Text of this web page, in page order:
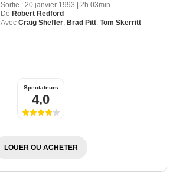
Sortie : 20 janvier 1993
2h 03min
De Robert Redford
Avec Craig Sheffer, Brad Pitt, Tom Skerritt
Spectateurs
4,0
LOUER OU ACHETER